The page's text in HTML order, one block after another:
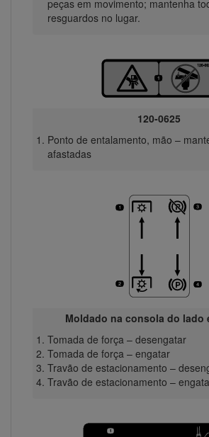
peças em movimento; mantenha
resguardos no lugar.
120-0625
Ponto de entalamento, mão –
afastadas
Moldado na consola do lado
Tomada de força – desengatar
Tomada de força – engatar
Travão de estacionamento –
Travão de estacionamento –